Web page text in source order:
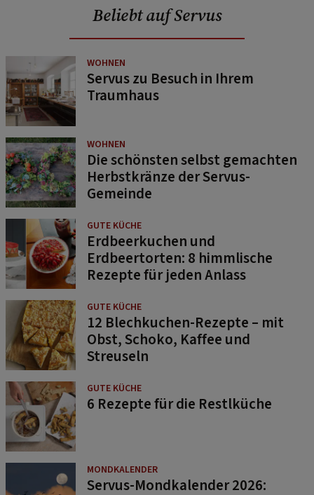
Beliebt auf Servus
WOHNEN
Servus zu Besuch in Ihrem
Traumhaus
WOHNEN
Die schönsten selbst gemachten
Herbstkränze der Servus-
Gemeinde
GUTE KÜCHE
Erdbeerkuchen und
Erdbeertorten: 8 himmlische
Rezepte für jeden Anlass
GUTE KÜCHE
12 Blechkuchen-Rezepte – mit
Obst, Schoko, Kaffee und
Streuseln
GUTE KÜCHE
6 Rezepte für die Restlküche
MONDKALENDER
Servus-Mondkalender 2026: